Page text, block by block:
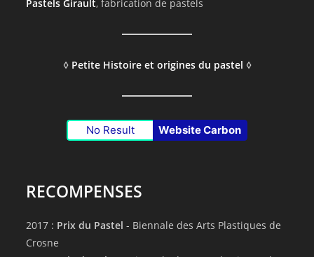
Pastels Girault, fabrication de pastels
◊ Petite Histoire et origines du pastel ◊
No Result Website Carbon
RECOMPENSES
2017 : Prix du Pastel - Biennale des Arts Plastiques de
Crosne